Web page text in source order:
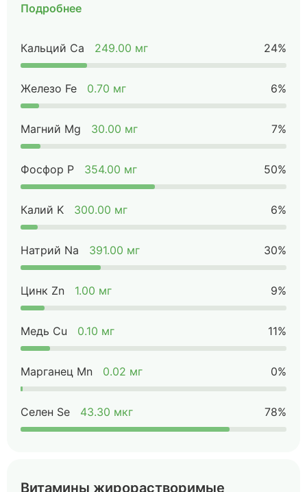
Подробнее
Кальций Ca 249.00 мг 24%
Железо Fe 0.70 мг 6%
Магний Mg 30.00 мг 7%
Фосфор P 354.00 мг 50%
Калий K 300.00 мг 6%
Натрий Na 391.00 мг 30%
Цинк Zn 1.00 мг 9%
Медь Cu 0.10 мг 11%
Марганец Mn 0.02 мг 0%
Селен Se 43.30 мкг 78%
Витамины жирорастворимые